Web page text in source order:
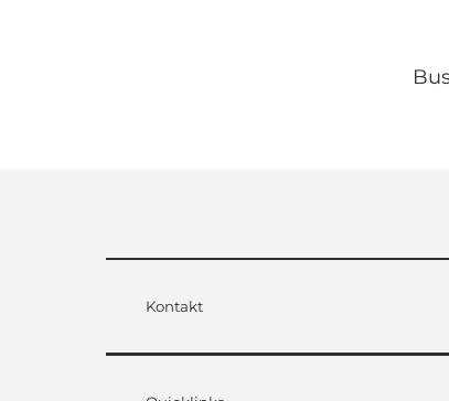
Kontakt